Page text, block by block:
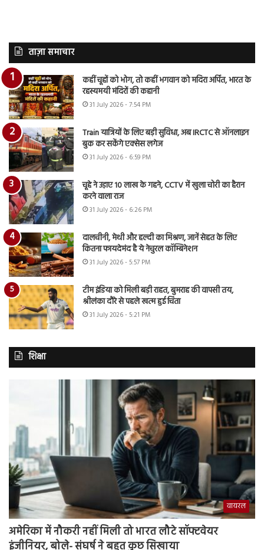
ताज़ा समाचार
कहीं चूहों को भोग, तो कहीं भगवान को मदिरा अर्पित, भारत के
रहस्यमयी मंदिरों की कहानी
31 July 2026 - 7:54 PM
Train यात्रियों के लिए बड़ी सुविधा, अब IRCTC से ऑनलाइन
बुक कर सकेंगे एक्सेस लगेज
31 July 2026 - 6:59 PM
चूहे ने उड़ाए 10 लाख के गहने, CCTV में खुला चोरी का हैरान
करने वाला राज
31 July 2026 - 6:26 PM
दालचीनी, मेथी और हल्दी का मिश्रण, जानें सेहत के लिए
कितना फायदेमंद है ये नेचुरल कॉम्बिनेशन
31 July 2026 - 5:57 PM
टीम इंडिया को मिली बड़ी राहत, बुमराह की वापसी तय,
श्रीलंका दौरे से पहले खत्म हुई चिंता
31 July 2026 - 5:21 PM
शिक्षा
वायरल
अमेरिका में नौकरी नहीं मिली तो भारत लौटे सॉफ्टवेयर